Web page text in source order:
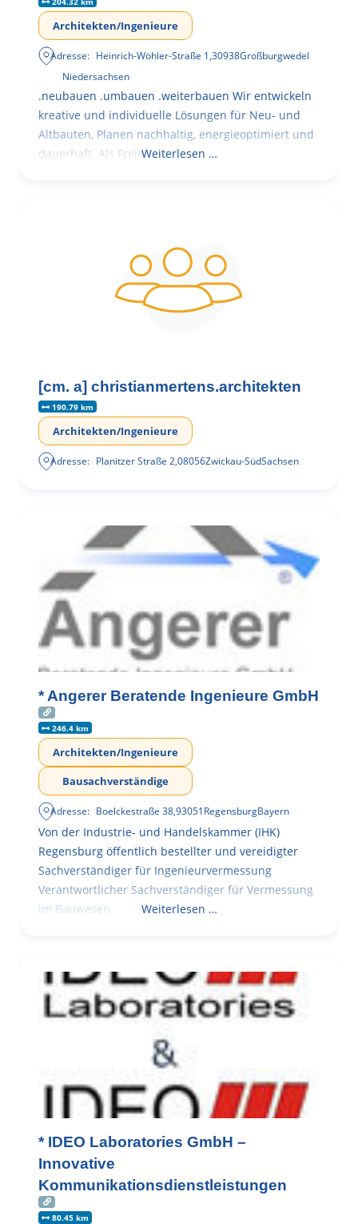
Architekten/Ingenieure
Adresse: Heinrich-Wöhler-Straße 1,30938Großburgwedel
Niedersachsen
.neubauen .umbauen .weiterbauen Wir entwickeln
kreative und individuelle Lösungen für Neu- und
Altbauten, Planen nachhaltig, energieoptimiert und
dauerhaft. Als FreieWeiterlesen …
[cm. a] christianmertens.architekten
190.79 km
Architekten/Ingenieure
Adresse: Planitzer Straße 2,08056Zwickau-SüdSachsen
* Angerer Beratende Ingenieure GmbH
246.4 km
Architekten/Ingenieure
Bausachverständige
Adresse: Boelckestraße 38,93051RegensburgBayern
Von der Industrie- und Handelskammer (IHK)
Regensburg öffentlich bestellter und vereidigter
Sachverständiger für Ingenieurvermessung
Verantwortlicher Sachverständiger für Vermessung
im Bauwesen
Weiterlesen …
* IDEO Laboratories GmbH –
Innovative
Kommunikationsdienstleistungen
80.45 km